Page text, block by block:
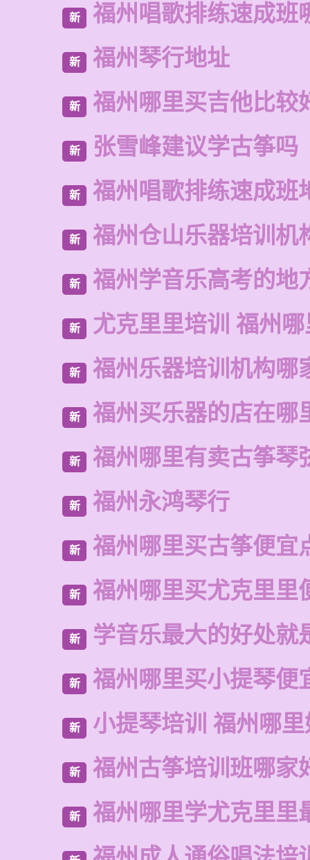
新 福州唱歌排练速成班
新 福州琴行地址
新 福州哪里买吉他比较
新 张雪峰建议学古筝吗
新 福州唱歌排练速成班
新 福州仓山乐器培训机
新 福州学音乐高考的地
新 尤克里里培训 福州
新 福州乐器培训机构哪
新 福州买乐器的店在哪
新 福州哪里有卖古筝琴
新 福州永鸿琴行
新 福州哪里买古筝便宜
新 福州哪里买尤克里里
新 学音乐最大的好处就
新 福州哪里买小提琴便
新 小提琴培训 福州哪
新 福州古筝培训班哪家
新 福州哪里学尤克里里